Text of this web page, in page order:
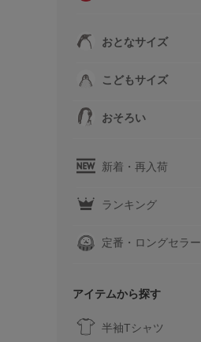
おとなサイズ
こどもサイズ
おそろい
新着・再入荷
ランキング
定番・ロングセラー
アイテムから探す
半袖Tシャツ